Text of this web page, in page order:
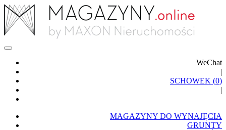
WeChat
|
SCHOWEK (0)
|
MAGAZYNY DO WYNAJĘCIA
GRUNTY